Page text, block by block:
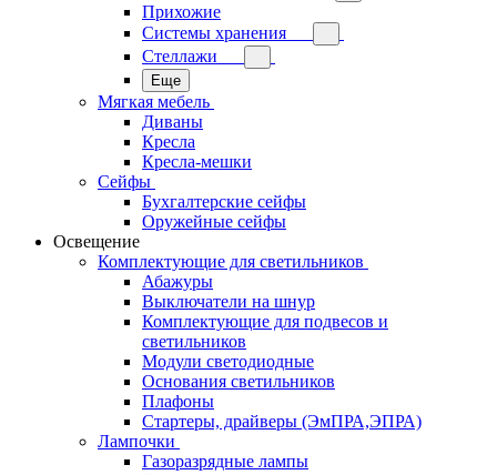
Прихожие
Системы хранения
Стеллажи
Еще
Мягкая мебель
Диваны
Кресла
Кресла-мешки
Сейфы
Бухгалтерские сейфы
Оружейные сейфы
Освещение
Комплектующие для светильников
Абажуры
Выключатели на шнур
Комплектующие для подвесов и
светильников
Модули светодиодные
Основания светильников
Плафоны
Стартеры, драйверы (ЭмПРА,ЭПРА)
Лампочки
Газоразрядные лампы